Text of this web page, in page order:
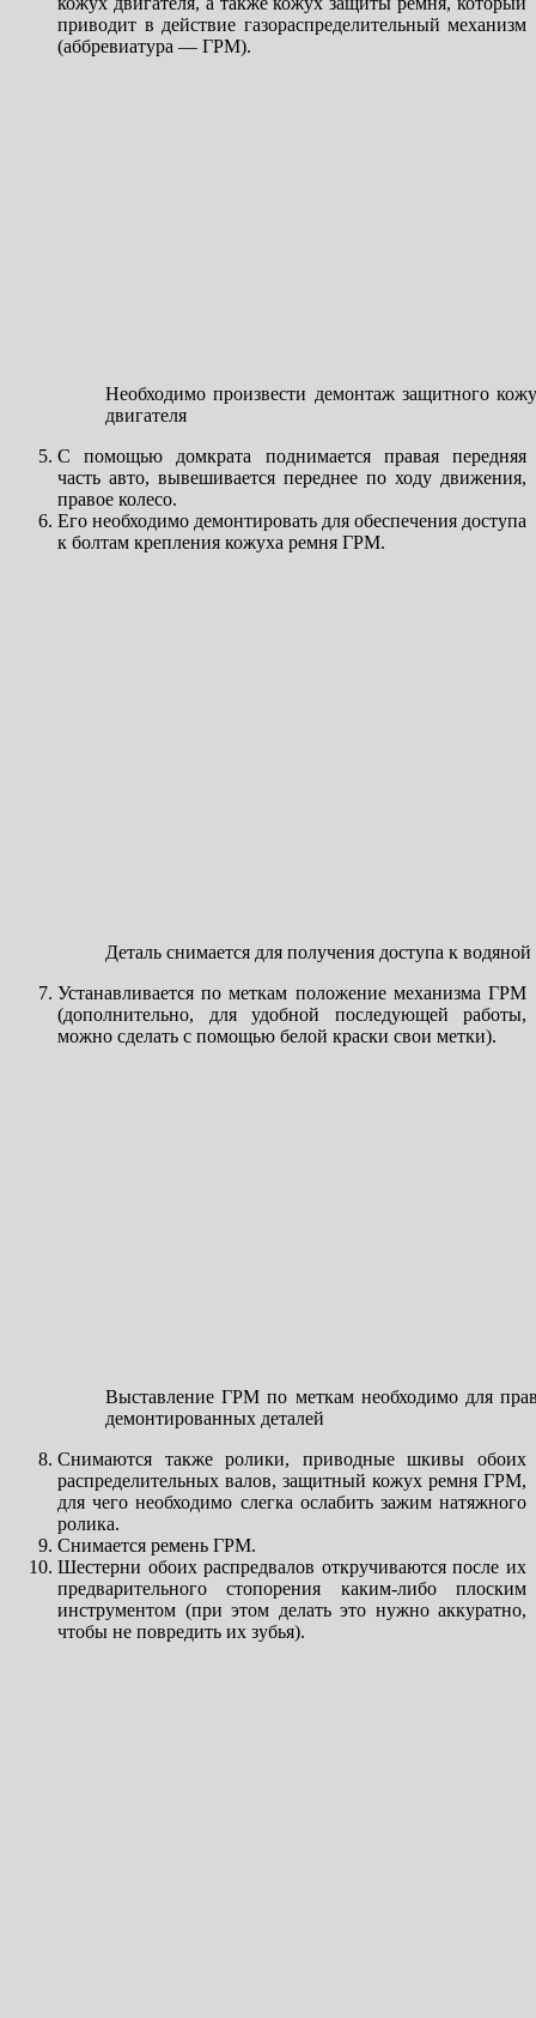
приводит в действие газораспределительный механизм
(аббревиатура — ГРМ).
Необходимо произвести демонтаж защитного
двигателя
С помощью домкрата поднимается правая передняя
часть авто, вывешивается переднее по ходу движения,
правое колесо.
Его необходимо демонтировать для обеспечения доступа
к болтам крепления кожуха ремня ГРМ.
Деталь снимается для получения доступа к
Устанавливается по меткам положение механизма ГРМ
(дополнительно, для удобной последующей работы,
можно сделать с помощью белой краски свои метки).
Выставление ГРМ по меткам необходимо для
демонтированных деталей
Снимаются также ролики, приводные шкивы обоих
распределительных валов, защитный кожух ремня ГРМ,
для чего необходимо слегка ослабить зажим натяжного
ролика.
Снимается ремень ГРМ.
Шестерни обоих распредвалов откручиваются после их
предварительного стопорения каким-либо плоским
инструментом (при этом делать это нужно аккуратно,
чтобы не повредить их зубья).